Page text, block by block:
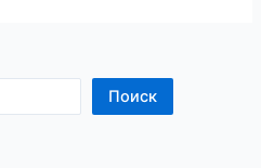
Поиск